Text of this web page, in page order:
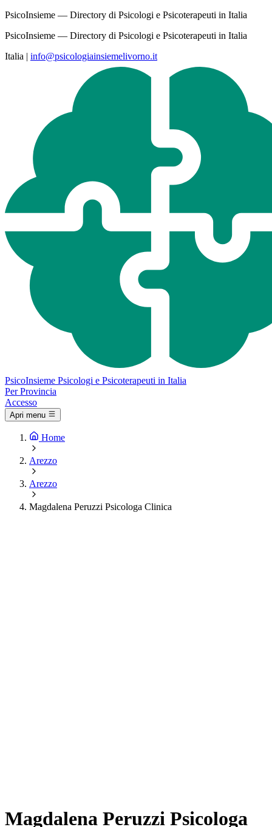
PsicoInsieme — Directory di Psicologi e Psicoterapeuti in Italia
PsicoInsieme — Directory di Psicologi e Psicoterapeuti in Italia
Italia | info@psicologiainsiemelivorno.it
PsicoInsieme Psicologi e Psicoterapeuti in Italia
Per Provincia
Accesso
Apri menu
Home
Arezzo
Arezzo
Magdalena Peruzzi Psicologa Clinica
Magdalena Peruzzi Psicologa